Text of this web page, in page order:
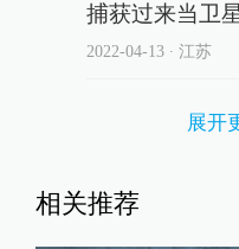
捕获过来当卫
2022-04-13∙ 江苏
展开
相关推荐